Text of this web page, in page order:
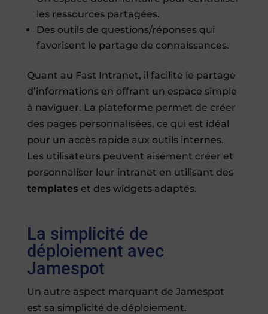
les ressources partagées.
Des outils de questions/réponses qui
favorisent le partage de connaissances.
Quant au Fast Intranet, il facilite le partage
d’informations en offrant un espace simple
à naviguer. La plateforme permet de créer
des pages personnalisées, ce qui est idéal
pour un accès rapide aux outils internes.
Les utilisateurs peuvent aisément créer et
personnaliser leur intranet en utilisant des
templates et des widgets adaptés.
La simplicité de
déploiement avec
Jamespot
Un autre aspect marquant de Jamespot
est sa simplicité de déploiement.